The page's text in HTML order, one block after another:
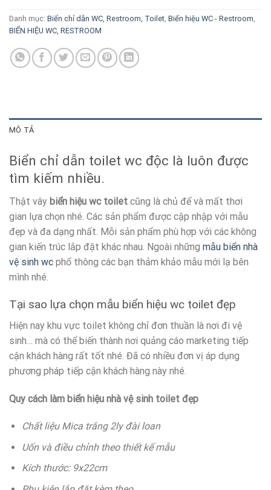
Danh mục: Biển chỉ dẫn WC, Restroom, Toilet, Biển hiệu WC - Restroom,
BIỂN HIỆU WC, RESTROOM
MÔ TẢ
Biển chỉ dẫn toilet wc độc là luôn được
tìm kiếm nhiều.
Thật vây biển hiệu wc toilet cũng là chủ để và mất thơi
gian lựa chọn nhé. Các sản phẩm được cập nhập với mẫu
đẹp và đa dạng nhất. Mỗi sản phẩm phù hợp với các không
gian kiến trúc lắp đặt khác nhau. Ngoài những mẫu biển nhà
vệ sinh wc phổ thông các bạn thảm khảo mẫu mới lạ bên
mình nhé.
Tại sao lựa chọn mẫu biển hiệu wc toilet đẹp
Hiện nay khu vực toilet không chỉ đơn thuần là nơi đi vệ
sinh… mà có thể biến thành nơi quảng cáo marketing tiếp
cận khách hàng rất tốt nhé. Đã có nhiều đơn vị áp dụng
phương pháp tiếp cận khách hàng này nhé.
Quy cách làm biển hiệu nhà vệ sinh toilet đẹp
Chất liệu Mica trắng 2ly đài loan
Uốn và điều chỉnh theo thiết kế mẫu
Kích thước: 9x22cm